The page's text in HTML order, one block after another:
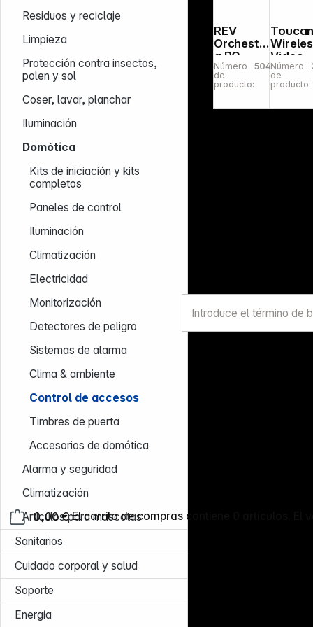
0,00 € El carrito de compras contiene 0 artículos. El
Residuos y reciclaje
Limpieza
Protección contra insectos,
polen y sol
Coser, lavar, planchar
Iluminación
Domótica
Kits de iniciación y kits
completos
Paneles de control
Iluminación
Climatización
Electricidad
Monitorización
Detectores de peligro
Sistemas de alarma
Clima & ambiente
Control de accesos
Timbres de puerta
Accesorios de domótica
Alarma y seguridad
Climatización
Artículos para mascotas
Sanitarios
Cuidado corporal y salud
Soporte
Energía
REV
Orchestr
a RC
Motion
Detector
white
Link2Hom
Número
de
producto:
504261
Toucan
Video
with
Chime
Número
de
producto: